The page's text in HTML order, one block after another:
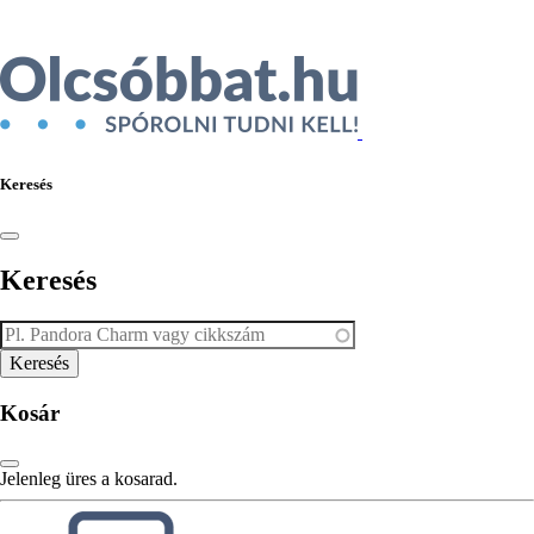
Keresés
Keresés
Kosár
Jelenleg üres a kosarad.